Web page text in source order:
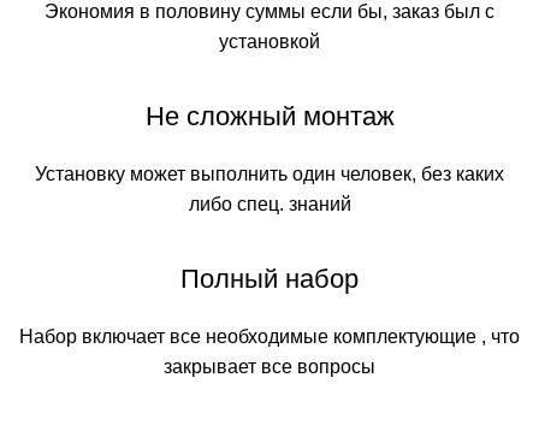
Экономия в половину суммы если бы, заказ был с
установкой
Не сложный монтаж
Установку может выполнить один человек, без каких
либо спец. знаний
Полный набор
Набор включает все необходимые комплектующие , что
закрывает все вопросы